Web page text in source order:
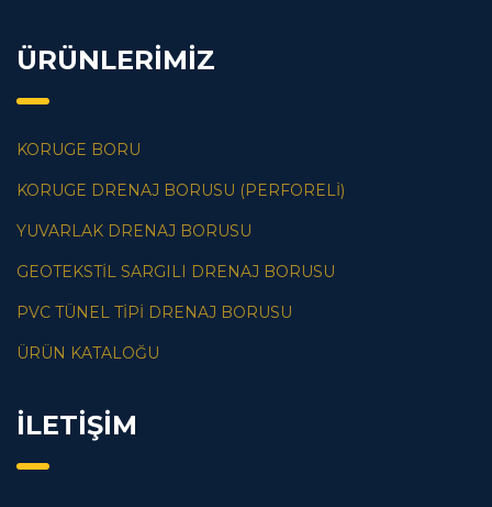
ÜRÜNLERİMİZ
KORUGE BORU
KORUGE DRENAJ BORUSU (PERFORELI)
YUVARLAK DRENAJ BORUSU
GEOTEKSTIL SARGILI DRENAJ BORUSU
PVC TÜNEL TIPI DRENAJ BORUSU
ÜRÜN KATALOĞU
İLETİŞİM